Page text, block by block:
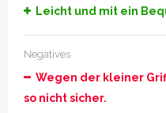
Leicht und mit ein
Negatives
Wegen der kleiner
so nicht sicher.